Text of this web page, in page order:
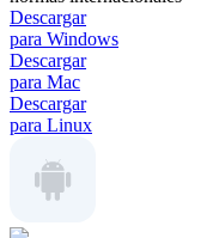
Descargar
para Windows
Descargar
para Mac
Descargar
para Linux